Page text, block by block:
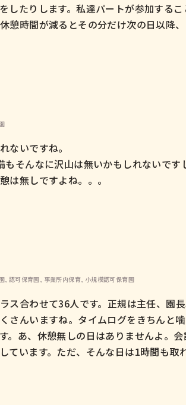
したりします。私達パートが参加する
憩時間が減るとその分だけ次の日以降、
ないですね。
そんなに沢山は無いかもしれないです
は無しですよね。。。
, 認可保育園, 事業所内保育, 小規模認可保育園
ス合わせて36人です。正規は主任、園
さんいますね。タイムログをきちんと
。あ、休憩無しの日はありませんよ。
ています。ただ、そんな日は1時間も取